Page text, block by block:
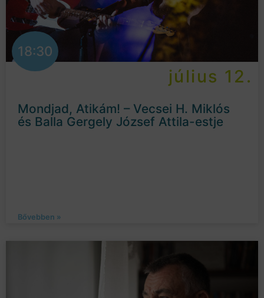
18:30
július 12.
Mondjad, Atikám! – Vecsei H. Miklós
és Balla Gergely József Attila-estje
Bővebben »